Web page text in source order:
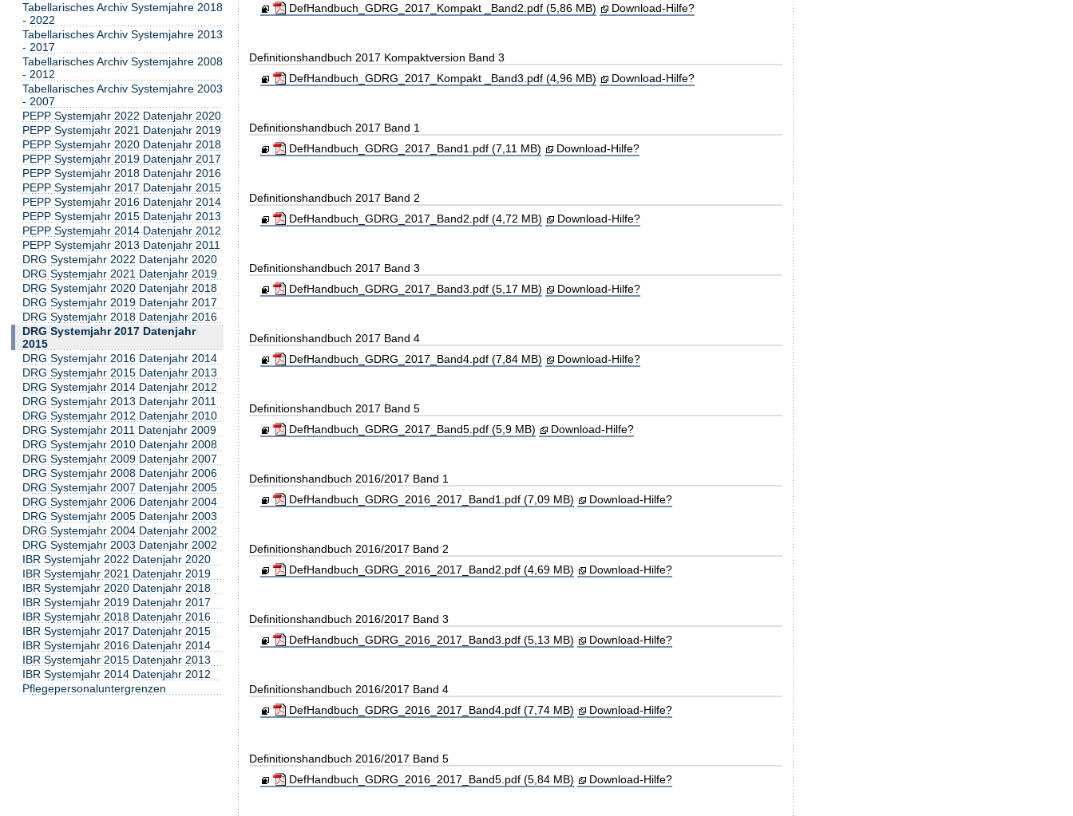
DefHandbuch_GDRG_2017_Kompakt _Band2.pdf (5,86 MB)
Download-Hilfe?
Definitionshandbuch 2017 Kompaktversion Band 3
DefHandbuch_GDRG_2017_Kompakt _Band3.pdf (4,96 MB)
Download-Hilfe?
Definitionshandbuch 2017 Band 1
DefHandbuch_GDRG_2017_Band1.pdf (7,11 MB)
Download-Hilfe?
Definitionshandbuch 2017 Band 2
DefHandbuch_GDRG_2017_Band2.pdf (4,72 MB)
Download-Hilfe?
Definitionshandbuch 2017 Band 3
DefHandbuch_GDRG_2017_Band3.pdf (5,17 MB)
Download-Hilfe?
Definitionshandbuch 2017 Band 4
DefHandbuch_GDRG_2017_Band4.pdf (7,84 MB)
Download-Hilfe?
Definitionshandbuch 2017 Band 5
DefHandbuch_GDRG_2017_Band5.pdf (5,9 MB)
Download-Hilfe?
Definitionshandbuch 2016/2017 Band 1
DefHandbuch_GDRG_2016_2017_Band1.pdf (7,09 MB)
Download-Hilfe?
Definitionshandbuch 2016/2017 Band 2
DefHandbuch_GDRG_2016_2017_Band2.pdf (4,69 MB)
Download-Hilfe?
Definitionshandbuch 2016/2017 Band 3
DefHandbuch_GDRG_2016_2017_Band3.pdf (5,13 MB)
Download-Hilfe?
Definitionshandbuch 2016/2017 Band 4
DefHandbuch_GDRG_2016_2017_Band4.pdf (7,74 MB)
Download-Hilfe?
Definitionshandbuch 2016/2017 Band 5
DefHandbuch_GDRG_2016_2017_Band5.pdf (5,84 MB)
Download-Hilfe?
Tabellarisches Archiv Systemjahre 2018
- 2022
Tabellarisches Archiv Systemjahre 2013
- 2017
Tabellarisches Archiv Systemjahre 2008
- 2012
Tabellarisches Archiv Systemjahre 2003
- 2007
PEPP Systemjahr 2022 Datenjahr 2020
PEPP Systemjahr 2021 Datenjahr 2019
PEPP Systemjahr 2020 Datenjahr 2018
PEPP Systemjahr 2019 Datenjahr 2017
PEPP Systemjahr 2018 Datenjahr 2016
PEPP Systemjahr 2017 Datenjahr 2015
PEPP Systemjahr 2016 Datenjahr 2014
PEPP Systemjahr 2015 Datenjahr 2013
PEPP Systemjahr 2014 Datenjahr 2012
PEPP Systemjahr 2013 Datenjahr 2011
DRG Systemjahr 2022 Datenjahr 2020
DRG Systemjahr 2021 Datenjahr 2019
DRG Systemjahr 2020 Datenjahr 2018
DRG Systemjahr 2019 Datenjahr 2017
DRG Systemjahr 2018 Datenjahr 2016
DRG Systemjahr 2017 Datenjahr
2015
DRG Systemjahr 2016 Datenjahr 2014
DRG Systemjahr 2015 Datenjahr 2013
DRG Systemjahr 2014 Datenjahr 2012
DRG Systemjahr 2013 Datenjahr 2011
DRG Systemjahr 2012 Datenjahr 2010
DRG Systemjahr 2011 Datenjahr 2009
DRG Systemjahr 2010 Datenjahr 2008
DRG Systemjahr 2009 Datenjahr 2007
DRG Systemjahr 2008 Datenjahr 2006
DRG Systemjahr 2007 Datenjahr 2005
DRG Systemjahr 2006 Datenjahr 2004
DRG Systemjahr 2005 Datenjahr 2003
DRG Systemjahr 2004 Datenjahr 2002
DRG Systemjahr 2003 Datenjahr 2002
IBR Systemjahr 2022 Datenjahr 2020
IBR Systemjahr 2021 Datenjahr 2019
IBR Systemjahr 2020 Datenjahr 2018
IBR Systemjahr 2019 Datenjahr 2017
IBR Systemjahr 2018 Datenjahr 2016
IBR Systemjahr 2017 Datenjahr 2015
IBR Systemjahr 2016 Datenjahr 2014
IBR Systemjahr 2015 Datenjahr 2013
IBR Systemjahr 2014 Datenjahr 2012
Pflegepersonaluntergrenzen